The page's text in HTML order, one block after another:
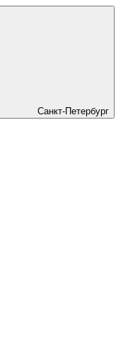
Санкт-Петербург